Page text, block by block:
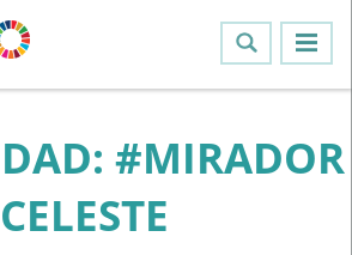
#MIRADOR
CELESTE